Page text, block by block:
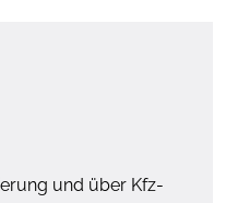
und über Kfz-